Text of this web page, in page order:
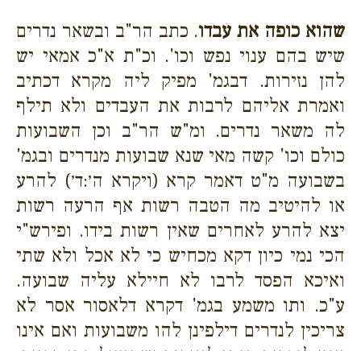
שהוא כופה את עבדו. כתב הר"ב ובשאר נדרים
שיש בהם ענוי נפש וכו'. וכ"ת א"כ אמאי יש
להן נזירות. דבגמ' מפיק ליה מקרא דכתיב
ואמרת אליהם לרבות את העבדים ולא תילף
לה משאר נדרים. ומ"ש הר"ב וכן השבועות
כולם וכו' קשה מאי שנא שבועות מנדרים ובגמ'
בשבועה מ"ט דאמר קרא (ויקרא ה׳:ד׳) להרע
או להיטיב מה הטבה רשות אף הרעה רשות
יצא להרע לאחרים שאין רשות בידו. ופירש"י
הכי נמי כיון דקא מכחיש כי לא אכל ולא שתי
ואיכא הפסד לרבו לא חיילא עליה שבועה.
ע"כ. ותו משמע בגמ' דקרא דלאסור אסר לא
צריכין לנדרים דילפינן להו משבועות ואם אינו